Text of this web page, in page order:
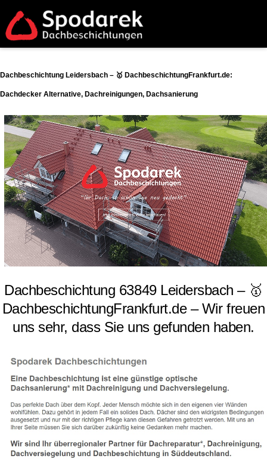
Dachbeschichtung Leidersbach – 🥇 DachbeschichtungFrankfurt.de:
Dachdecker Alternative, Dachreinigungen, Dachsanierung
Dachbeschichtung 63849 Leidersbach – 🥇
DachbeschichtungFrankfurt.de – Wir freuen
uns sehr, dass Sie uns gefunden haben.